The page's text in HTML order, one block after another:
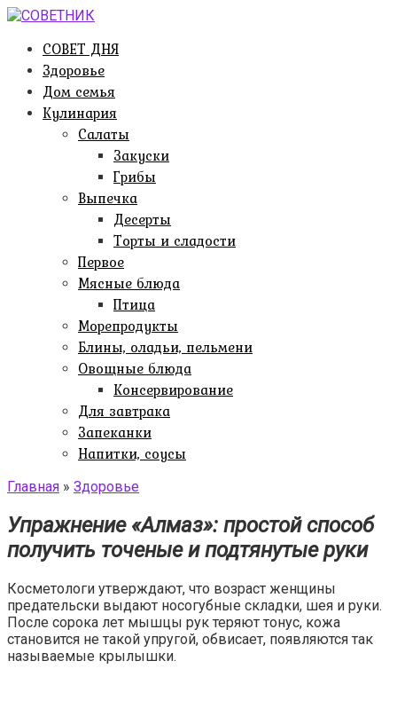
Перейти
контентуСОВЕТ ДНЯ
Здоровье
Дом семья
Кулинария
Салаты
Закуски
Грибы
Выпечка
Десерты
Торты и сладости
Первое
Мясные блюда
Птица
Морепродукты
Блины, оладьи, пельмени
Овощные блюда
Консервирование
Для завтрака
Запеканки
Напитки, соусы
Главная » Здоровье
Упражнение «Алмаз»: простой способ
получить точеные и подтянутые руки
Косметологи утверждают, что возраст женщины
предательски выдают носогубные складки, шея и руки.
После сорока лет мышцы рук теряют тонус, кожа
становится не такой упругой, обвисает, появляются так
называемые крылышки.